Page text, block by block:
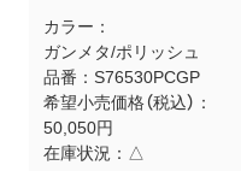
カラー：
ガンメタ/ポリッシュ
品番： S76530PCGP
希望小売価格（税込）：
50,050円
在庫状況： △